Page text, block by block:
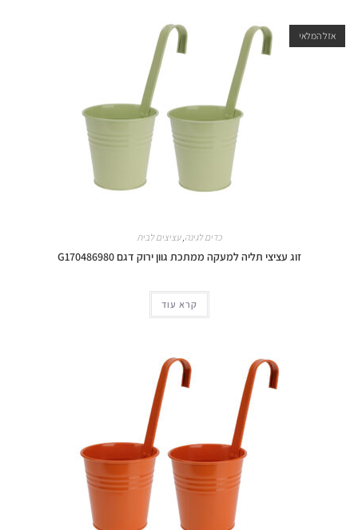
אזל המלאי
כדים לגינה,עציצים לבית
זוג עציצי תליה למעקה ממתכת גוון ירוק דגם G170486980
קרא עוד